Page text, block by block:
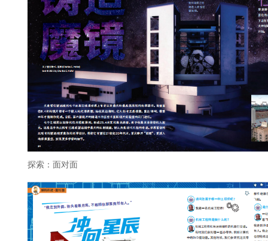
探索：面对面